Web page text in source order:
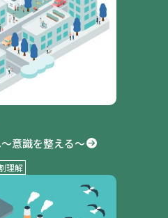
意識を整える～
理解